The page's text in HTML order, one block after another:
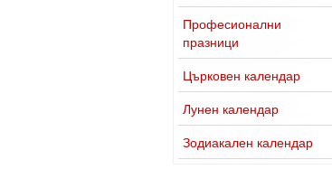
Професионални
празници
Църковен календар
Лунен календар
Зодиакален календар